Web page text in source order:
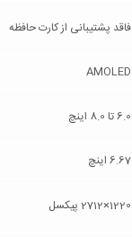
فاقد پشتیبانی از کارت حافظه
AMOLED
6.0 تا 8.0 اینچ
6.67 اینچ
1220×2712 پیکسل